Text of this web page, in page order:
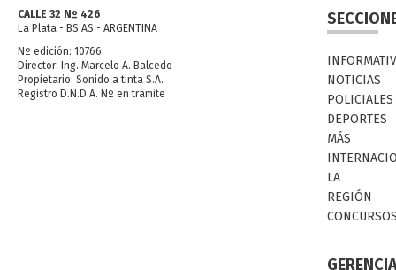
CALLE 32 Nº 426
La Plata - BS AS - ARGENTINA
Nº edición: 10766
Director: Ing. Marcelo A. Balcedo
Propietario: Sonido a tinta S.A.
Registro D.N.D.A. Nº en trámite
NOTICIAS
POLICIALES
DEPORTES
MÁS
LA
REGIÓN